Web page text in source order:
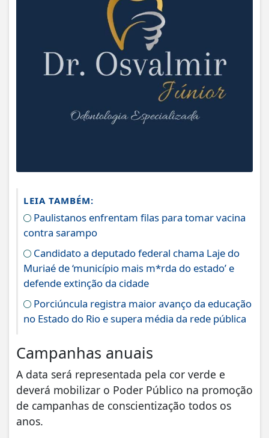
LEIA TAMBÉM:
Paulistanos enfrentam filas para tomar vacina
contra sarampo
Candidato a deputado federal chama Laje do
Muriaé de ‘município mais m*rda do estado’ e
defende extinção da cidade
Porciúncula registra maior avanço da educação
no Estado do Rio e supera média da rede pública
Campanhas anuais
A data será representada pela cor verde e
deverá mobilizar o Poder Público na promoção
de campanhas de conscientização todos os
anos.